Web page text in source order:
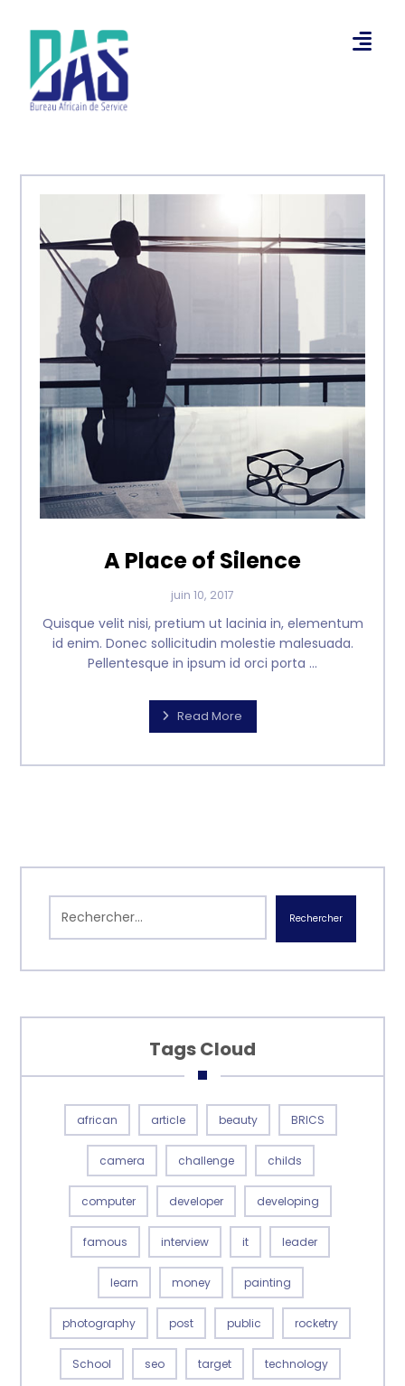
A Place of Silence
juin 10, 2017
Quisque velit nisi, pretium ut lacinia in, elementum
id enim. Donec sollicitudin molestie malesuada.
Pellentesque in ipsum id orci porta ...
Read More
Rechercher
Tags Cloud
african article beauty BRICS
camera challenge childs
computer developer developing
famous interview it leader
learn money painting
photography post public rocketry
School seo target technology